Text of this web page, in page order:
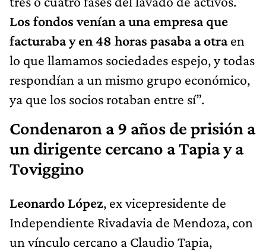
Los fondos venían a una empresa que
facturaba y en 48 horas pasaba a otraen
lo que llamamos sociedades espejo, y todas
respondían a un mismo grupo económico,
ya que los socios rotaban entre sí”.
Condenaron a 9 años de prisión a
un dirigente cercano a Tapia y a
Toviggino
Leonardo López, ex vicepresidente de
Independiente Rivadavia de Mendoza, con
un vínculo cercano a Claudio Tapia,